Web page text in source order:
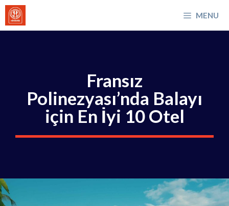
İçeriğe
atla
MENU
Fransız
Polinezyası’nda Balayı
için En İyi 10 Otel